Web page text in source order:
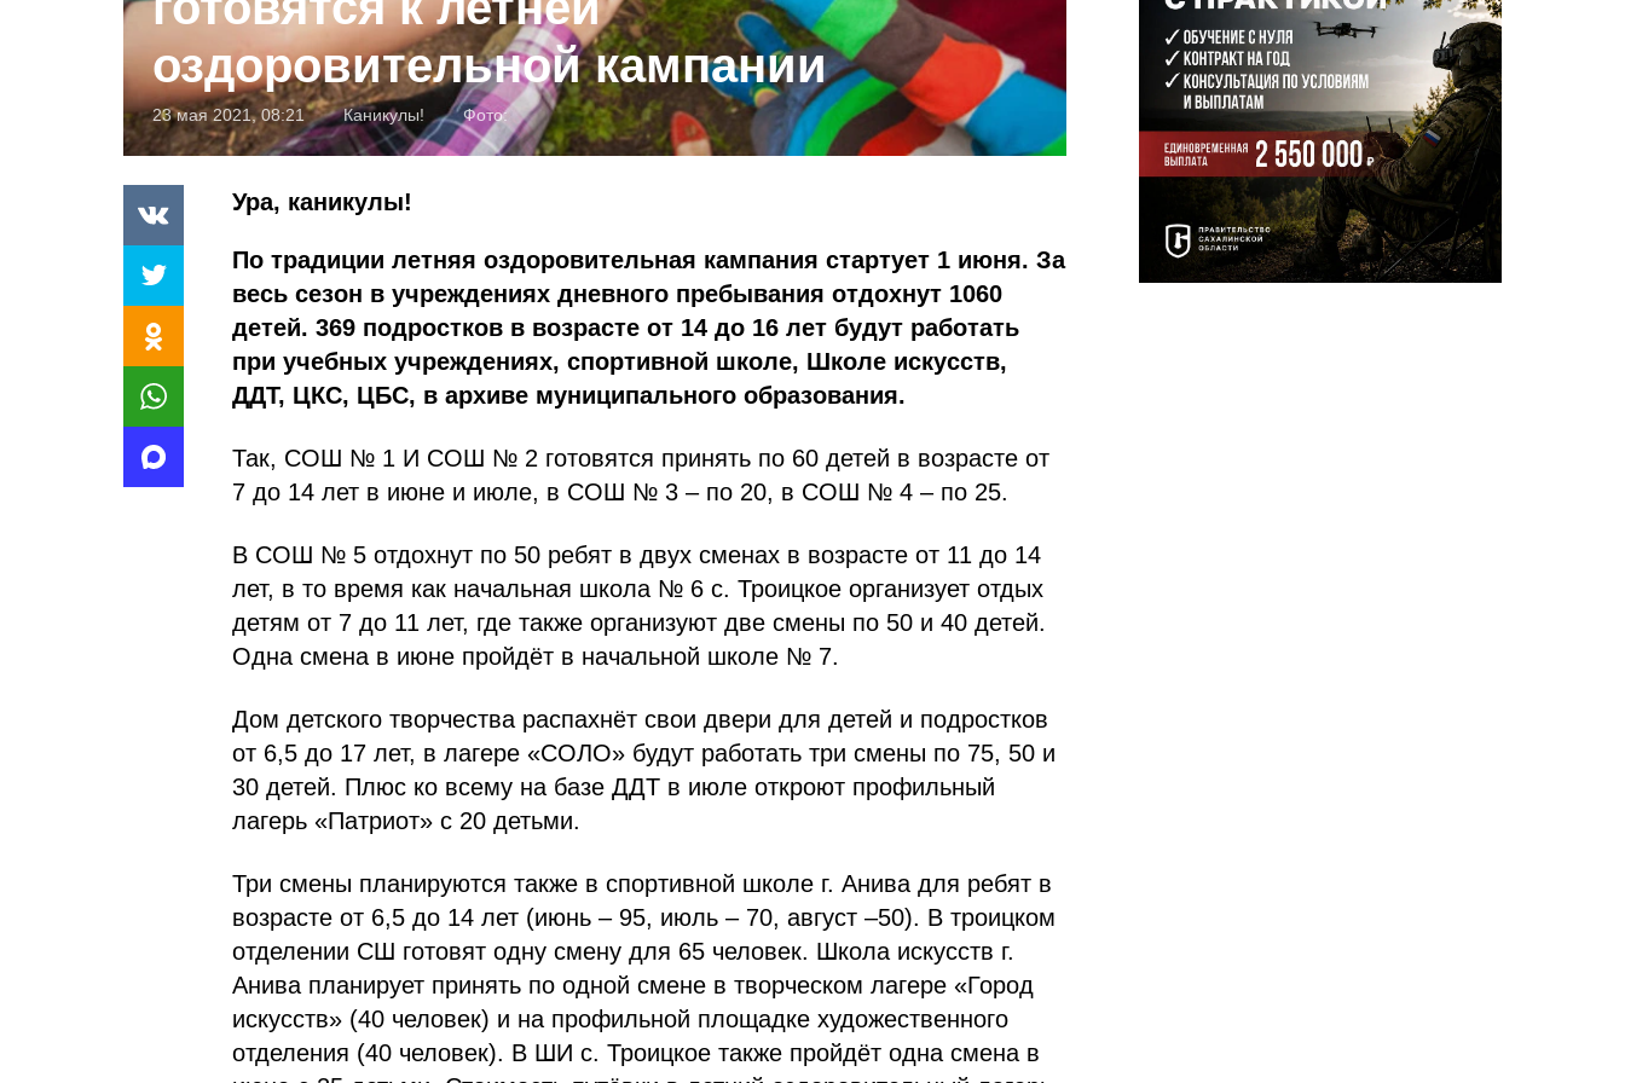
оздоровительной кампании
23 мая 2021, 08:21 Каникулы! Фото:
Ура, каникулы!
По традиции летняя оздоровительная кампания стартует 1 июня. За
весь сезон в учреждениях дневного пребывания отдохнут 1060
детей. 369 подростков в возрасте от 14 до 16 лет будут работать
при учебных учреждениях, спортивной школе, Школе искусств,
ДДТ, ЦКС, ЦБС, в архиве муниципального образования.
Так, СОШ № 1 И СОШ № 2 готовятся принять по 60 детей в возрасте от
7 до 14 лет в июне и июле, в СОШ № 3 – по 20, в СОШ № 4 – по 25.
В СОШ № 5 отдохнут по 50 ребят в двух сменах в возрасте от 11 до 14
лет, в то время как начальная школа № 6 с. Троицкое организует отдых
детям от 7 до 11 лет, где также организуют две смены по 50 и 40 детей.
Одна смена в июне пройдёт в начальной школе № 7.
Дом детского творчества распахнёт свои двери для детей и подростков
от 6,5 до 17 лет, в лагере «СОЛО» будут работать три смены по 75, 50 и
30 детей. Плюс ко всему на базе ДДТ в июле откроют профильный
лагерь «Патриот» с 20 детьми.
Три смены планируются также в спортивной школе г. Анива для ребят в
возрасте от 6,5 до 14 лет (июнь – 95, июль – 70, август –50). В троицком
отделении СШ готовят одну смену для 65 человек. Школа искусств г.
Анива планирует принять по одной смене в творческом лагере «Город
искусств» (40 человек) и на профильной площадке художественного
отделения (40 человек). В ШИ с. Троицкое также пройдёт одна смена в